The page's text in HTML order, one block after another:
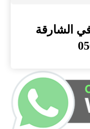
الشارقة